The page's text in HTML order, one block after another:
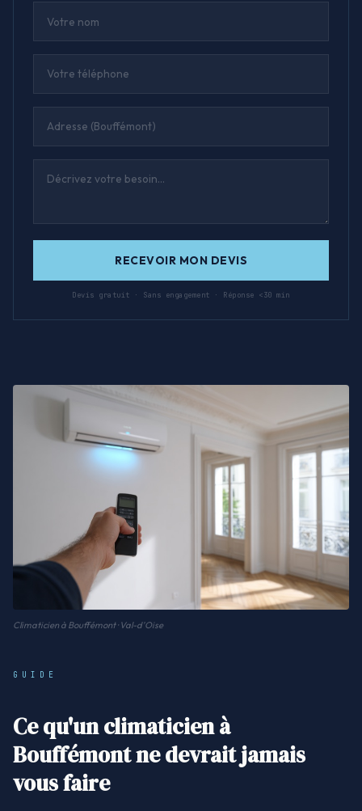
RECEVOIR MON DEVIS
Devis gratuit · Sans engagement · Réponse <30 min
Climaticien à Bouffémont · Val-d'Oise
GUIDE
Ce qu'un climaticien à
Bouffémont ne devrait jamais
vous faire